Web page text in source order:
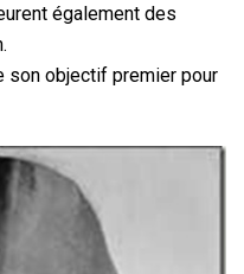
également des
son objectif premier pour